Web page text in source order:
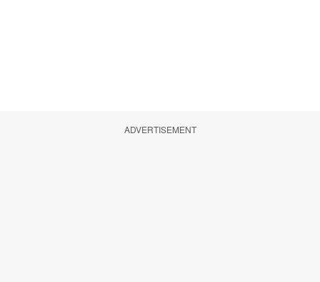
ADVERTISEMENT